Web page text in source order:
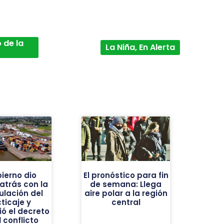
de la La Niña, En Alerta
dio
con la
del
y
el decreto
conflicto
El pronóstico para fin
de semana: Llega
aire polar a la región
central